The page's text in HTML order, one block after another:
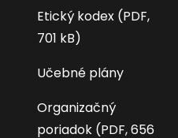
Etický kodex (PDF,
701 kB)
Učebné plány
Organizačný
poriadok (PDF, 656